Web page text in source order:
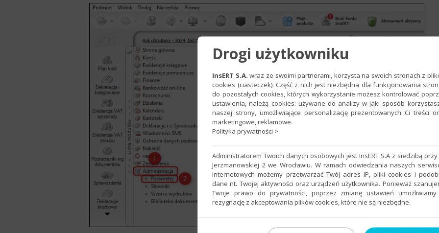
Drogi użytkowniku
InsERT S.A. wraz ze swoimi partnerami, korzysta na swoich stronach z
cookies (ciasteczek). Część z nich jest niezbędna dla funkcjonowania
do pozostałych cookies, których wykorzystanie możesz kontrolować
ustawienia, należą cookies: używane do analizy w jaki sposób
naszej strony, umożliwiające personalizację prezentowanych Ci treści
marketingowe, reklamowe.
Polityka prywatności >
Administratorem Twoich danych osobowych jest InsERT S.A z siedzibą przy
Jerzmanowskiej 2 we Wrocławiu. W ramach odwiedzania naszych
internetowych możemy przetwarzać Twój adres IP, pliki cookies i
dane nt. Twojej aktywności oraz urządzeń użytkownika. Ponieważ
Twoje prawo do prywatności, poprzez zmianę ustawień umożliwiamy
rezygnację z akceptowania plików cookies, które nie są niezbędne.